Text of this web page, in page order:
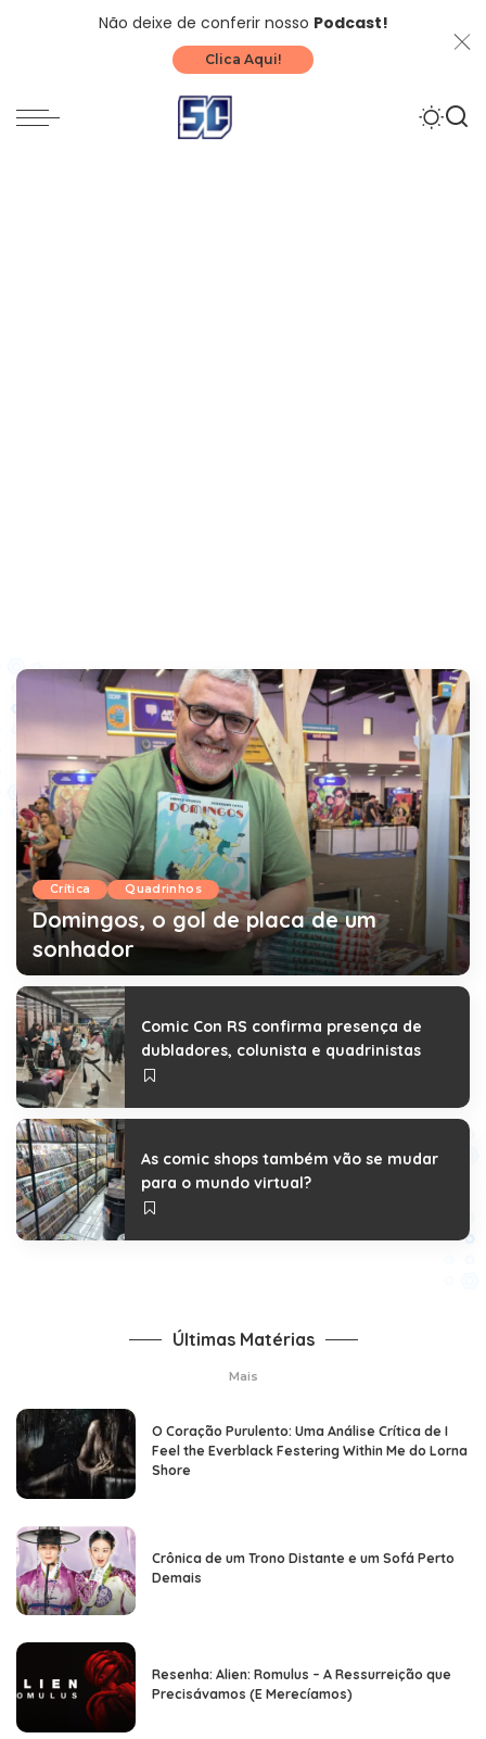
Não deixe de conferir nosso Podcast!
Clica Aqui!
Crítica Quadrinhos
Domingos, o gol de placa de um
sonhador
Posted
by
Marcelo Costa 27 de julho de 2026
Comic Con RS confirma presença de
dubladores, colunista e quadrinistas
As comic shops também vão se mudar
para o mundo virtual?
Últimas Matérias
Mais
O Coração Purulento: Uma Análise Crítica de I
Feel the Everblack Festering Within Me do Lorna
Shore
Crônica de um Trono Distante e um Sofá Perto
Demais
Resenha: Alien: Romulus – A Ressurreição que
Precisávamos (E Merecíamos)